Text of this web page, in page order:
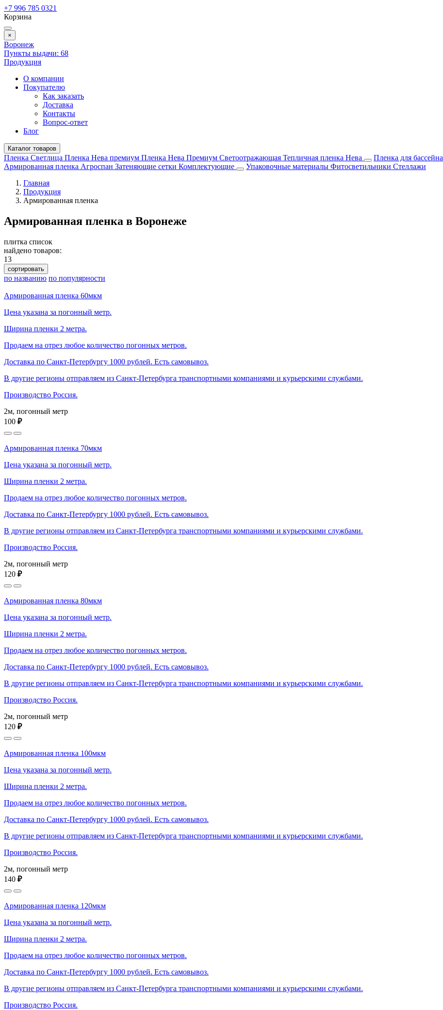
+7 996 785 0321
Корзина
×
Воронеж
Пункты выдачи: 68
Продукция
О компании
Покупателю
Как заказать
Доставка
Контакты
Вопрос-ответ
Блог
Каталог товаров
Пленка Светлица Пленка Нева премиум Пленка Нева Премиум Светоотражающая Тепличная пленка Нева Пленка для бассейна
Армированная пленка Агроспан Затеняющие сетки Комплектующие Упаковочные материалы Фитосветильники Стеллажи
Главная
Продукция
Армированная пленка
Армированная пленка в Воронеже
плитка список
найдено товаров:
13
сортировать
по названию по популярности
Армированная пленка 60мкм
Цена указана за погонный метр.
Ширина пленки 2 метра.
Продаем на отрез любое количество погонных метров.
Доставка по Санкт-Петербургу 1000 рублей. Есть самовывоз.
В другие регионы отправляем из Санкт-Петербурга транспортными компаниями и курьерскими службами.
Производство Россия.
2м, погонный метр
100 ₽
Армированная пленка 70мкм
Цена указана за погонный метр.
Ширина пленки 2 метра.
Продаем на отрез любое количество погонных метров.
Доставка по Санкт-Петербургу 1000 рублей. Есть самовывоз.
В другие регионы отправляем из Санкт-Петербурга транспортными компаниями и курьерскими службами.
Производство Россия.
2м, погонный метр
120 ₽
Армированная пленка 80мкм
Цена указана за погонный метр.
Ширина пленки 2 метра.
Продаем на отрез любое количество погонных метров.
Доставка по Санкт-Петербургу 1000 рублей. Есть самовывоз.
В другие регионы отправляем из Санкт-Петербурга транспортными компаниями и курьерскими службами.
Производство Россия.
2м, погонный метр
120 ₽
Армированная пленка 100мкм
Цена указана за погонный метр.
Ширина пленки 2 метра.
Продаем на отрез любое количество погонных метров.
Доставка по Санкт-Петербургу 1000 рублей. Есть самовывоз.
В другие регионы отправляем из Санкт-Петербурга транспортными компаниями и курьерскими службами.
Производство Россия.
2м, погонный метр
140 ₽
Армированная пленка 120мкм
Цена указана за погонный метр.
Ширина пленки 2 метра.
Продаем на отрез любое количество погонных метров.
Доставка по Санкт-Петербургу 1000 рублей. Есть самовывоз.
В другие регионы отправляем из Санкт-Петербурга транспортными компаниями и курьерскими службами.
Производство Россия.